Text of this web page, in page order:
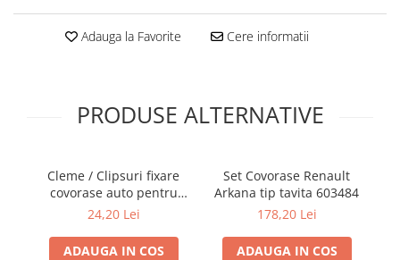
Adauga la Favorite Cere informatii
PRODUSE ALTERNATIVE
Cleme / Clipsuri fixare
covorase auto pentru
Renault / Nissan
24,20 Lei
ADAUGA IN COS
Set Covorase Renault
Arkana tip tavita 603484
178,20 Lei
ADAUGA IN COS